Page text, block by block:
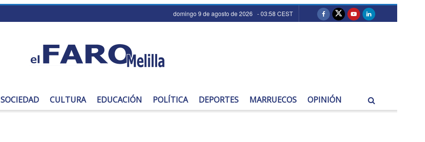
domingo 9 de agosto de 2026 - 03:58 CEST
SOCIEDAD CULTURA EDUCACIÓN POLÍTICA DEPORTES MARRUECOS OPINIÓN